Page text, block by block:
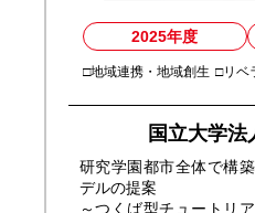
2025年度
□地域連携・地域創生 □リベ
国立大学法
研究学園都市全体で構
デルの提案
～つくば型チュートリ